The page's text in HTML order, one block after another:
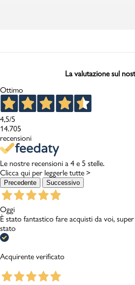
La valutazione sul
Ottimo
4,5/5
14.705
recensioni
Le nostre recensioni a 4 e 5 stelle.
Clicca qui per leggerle tutte >
Precedente Successivo
Oggi
È stato fantastico fare acquisti da voi,
stato
Acquirente verificato